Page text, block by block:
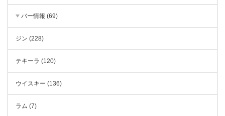
バー情報 (69)
ジン (228)
テキーラ (120)
ウイスキー (136)
ラム (7)